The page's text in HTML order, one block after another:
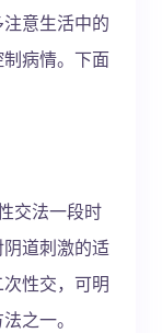
意生活中的
病情。下面
交法一段时
道刺激的适
性交，可明
之一。